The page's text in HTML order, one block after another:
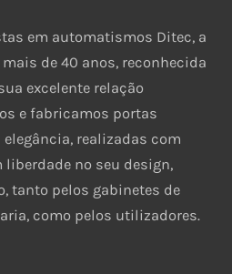
em automatismos Ditec, a
de 40 anos, reconhecida
excelente relação
e fabricamos portas
realizadas com
no seu design,
tanto pelos gabinetes de
como pelos utilizadores.